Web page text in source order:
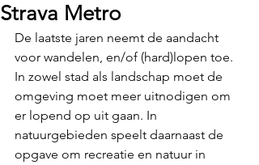
Strava Metro
De laatste jaren neemt de aandacht
voor wandelen, en/of (hard)lopen toe.
In zowel stad als landschap moet de
omgeving moet meer uitnodigen om
er lopend op uit gaan. In
natuurgebieden speelt daarnaast de
opgave om recreatie en natuur in